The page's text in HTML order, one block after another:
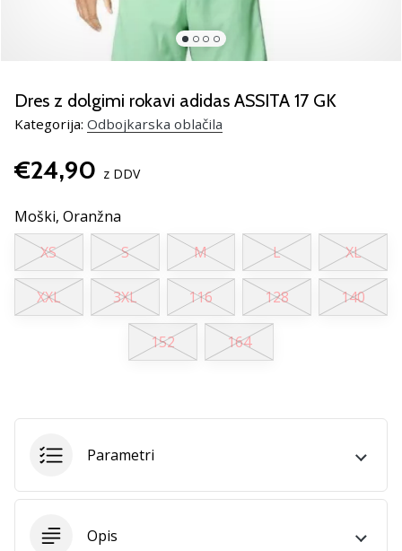
odbojkarski/a
navdušenec/ka,
mi?
Pridruži
nam
kot
ambasador/ka.
11. 8. 2022
•
2 min. branja
Weplayvolleyball
Imate
spletno
blog,
Facebook
Dres z dolgimi rokavi adidas ASSITA 17 GK
Kategorija: Odbojkarska oblačila
€24,90 z DDV
Moški, Oranžna
XS
S M L XL
XXL 3XL 116 128 140
152 164
Parametri
Opis